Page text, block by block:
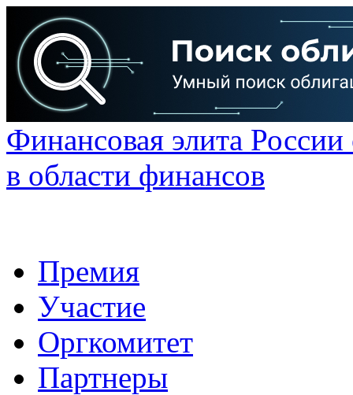
Финансовая элита
в области финансов
Премия
Участие
Оргкомитет
Партнеры